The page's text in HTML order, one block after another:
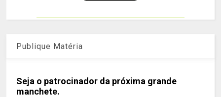
Publique Matéria
Seja o patrocinador da próxima grande
manchete.